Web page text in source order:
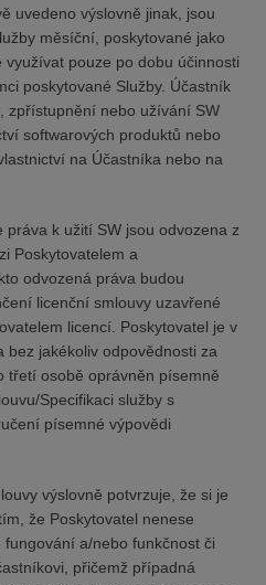
uvedeno výslovně jinak, jsou
měsíční, poskytované jako
pouze po dobu účinnosti
poskytované Služby. Účastník
zpřístupnění nebo užívání SW
softwarových produktů nebo
na Účastníka nebo na
k užití SW jsou odvozena z
Poskytovatelem a
odvozená práva budou
licenční smlouvy uzavřené
licencí. Poskytovatel je v
jakékoliv odpovědnosti za
třetí osobě oprávněn písemně
Specifikaci služby s
písemné výpovědi
výslovně potvrzuje, že si je
že Poskytovatel nenese
a/nebo funkčnost či
přičemž případná